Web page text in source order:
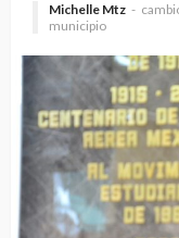
Michelle Mtz
municipio